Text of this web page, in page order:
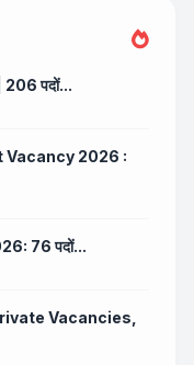
पदों...
2026 :
76 पदों...
Vacancies,